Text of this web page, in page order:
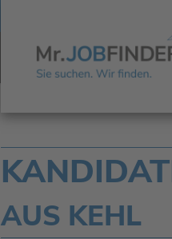
AUS KEHL